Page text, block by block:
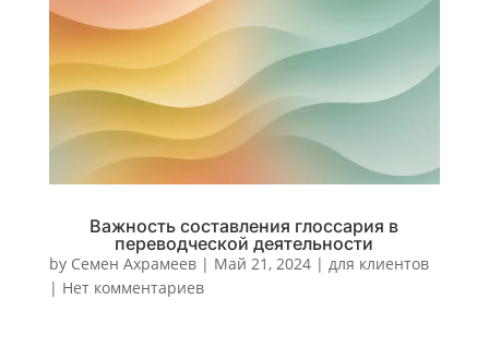
Важность составления глоссария в
переводческой деятельности
by Семен Ахрамеев| Май 21, 2024| для клиентов
| Нет комментариев